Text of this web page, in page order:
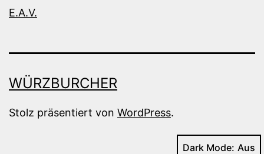
E.A.V.
WÜRZBURCHER
Stolz präsentiert von WordPress.
Dark Mode: